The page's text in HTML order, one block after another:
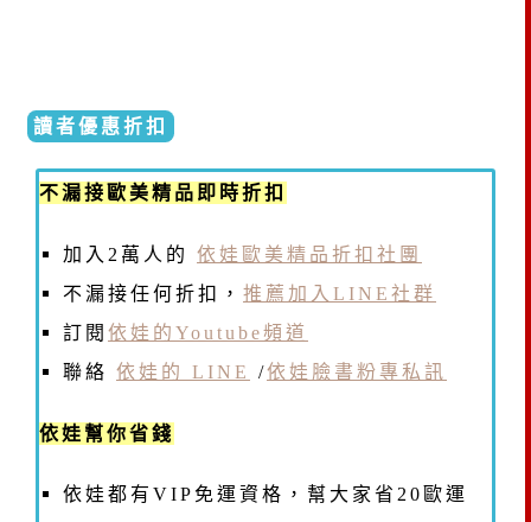
讀者優惠折扣
不漏接歐美精品即時折扣
加入2萬人的 依娃歐美精品折扣社團
不漏接任何折扣， 推薦加入LINE社群
訂閱 依娃的Youtube頻道
聯絡 依娃的 LINE /依娃臉書粉專私訊
依娃幫你省錢
依娃都有VIP免運資格，幫大家省20歐運